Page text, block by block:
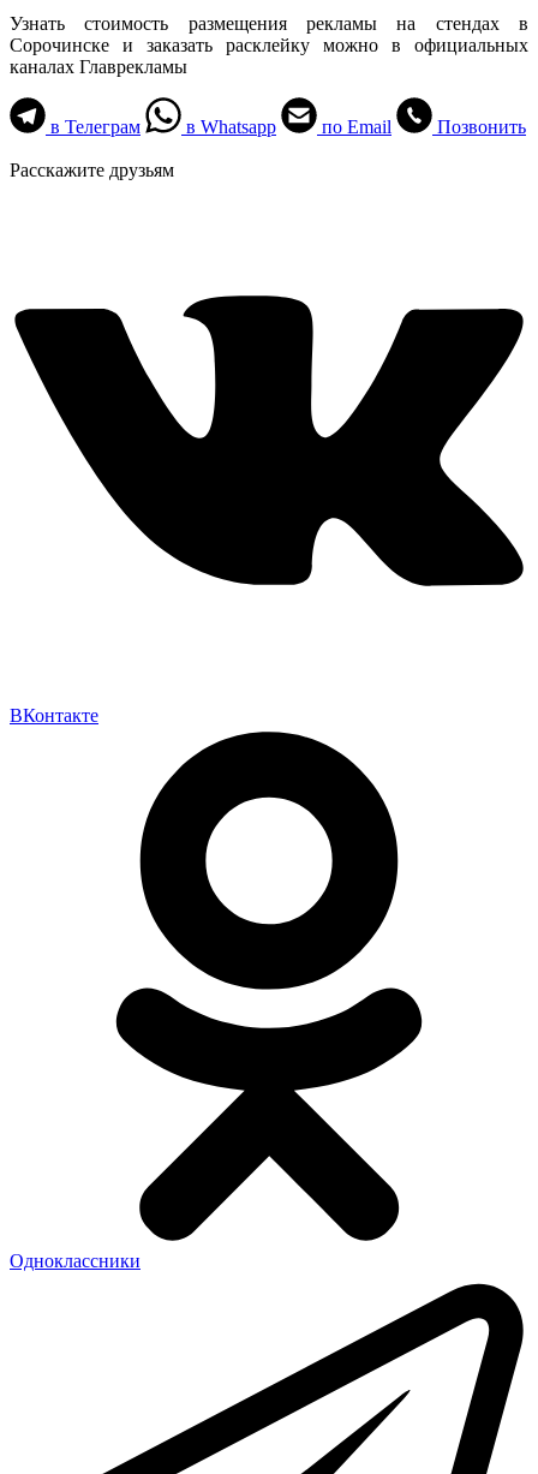
Узнать стоимость размещения рекламы на стендах в
Сорочинске и заказать расклейку можно в официальных
каналах Главрекламы
в Телеграм в Whatsapp по Email Позвонить
Расскажите друзьям
ВКонтакте
Одноклассники